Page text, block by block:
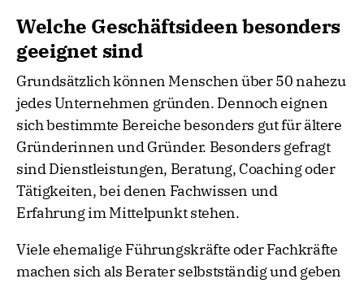
Welche Geschäftsideen besonders
geeignet sind
Grundsätzlich können Menschen über 50 nahezu
jedes Unternehmen gründen. Dennoch eignen
sich bestimmte Bereiche besonders gut für ältere
Gründerinnen und Gründer. Besonders gefragt
sind Dienstleistungen, Beratung, Coaching oder
Tätigkeiten, bei denen Fachwissen und
Erfahrung im Mittelpunkt stehen.
Viele ehemalige Führungskräfte oder Fachkräfte
machen sich als Berater selbstständig und geben